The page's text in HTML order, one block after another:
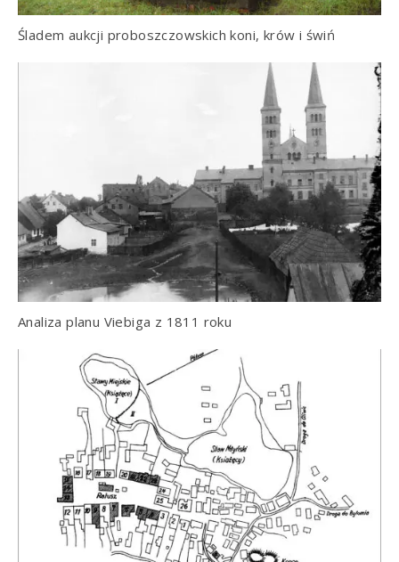
Śladem aukcji proboszczowskich koni, krów i świń
Analiza planu Viebiga z 1811 roku